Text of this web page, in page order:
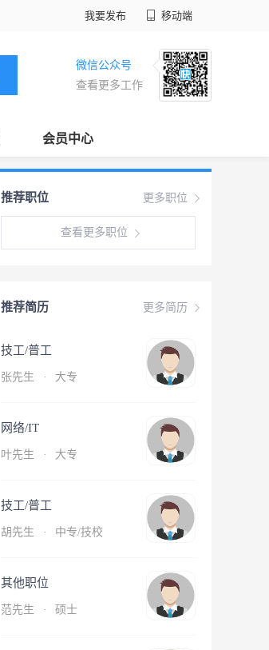
我要发布 移动端
微信公众号
查看更多工作
会员中心
更多职位
推荐职位
查看更多职位
更多简历
推荐简历
技工/普工
张先生 · 大专
网络/IT
叶先生 · 大专
技工/普工
胡先生 · 中专/技校
其他职位
范先生 · 硕士